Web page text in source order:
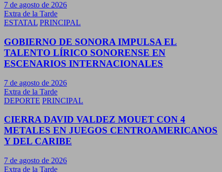
7 de agosto de 2026
Extra de la Tarde
ESTATAL PRINCIPAL
GOBIERNO DE SONORA IMPULSA EL
TALENTO LÍRICO SONORENSE EN
ESCENARIOS INTERNACIONALES
7 de agosto de 2026
Extra de la Tarde
DEPORTE PRINCIPAL
CIERRA DAVID VALDEZ MOUET CON 4
METALES EN JUEGOS CENTROAMERICANOS
Y DEL CARIBE
7 de agosto de 2026
Extra de la Tarde